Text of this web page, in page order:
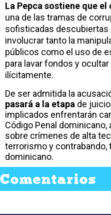
La Pepca sostiene que el
una de las tramas de
sofisticadas descubiertas
involucrar tanto la
públicos como el uso de
para lavar fondos y
ilícitamente.
De ser admitida la
pasará a la etapa de
implicados enfrentarán
Código Penal
sobre crímenes de alta
terrorismo y contrabando,
dominicano.
Comentarios